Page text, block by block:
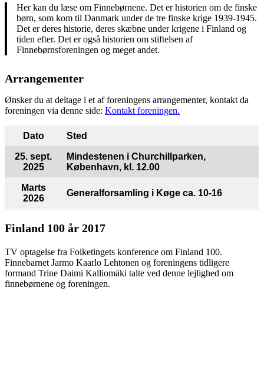
Her kan du læse om Finnebørnene. Det er historien om de finske
børn, som kom til Danmark under de tre finske krige 1939-1945.
Det er deres historie, deres skæbne under krigene i Finland og
tiden efter. Det er også historien om stiftelsen af
Finnebørnsforeningen og meget andet.
Arrangementer
Ønsker du at deltage i et af foreningens arrangementer, kontakt da
foreningen via denne side: Kontakt foreningen.
Dato Sted
25. sept.
2025
Mindestenen i Churchillparken,
København, kl. 12.00
Marts
2026
Generalforsamling i Køge ca. 10-16
Finland 100 år 2017
TV optagelse fra Folketingets konference om Finland 100.
Finnebarnet Jarmo Kaarlo Lehtonen og foreningens tidligere
formand Trine Daimi Kalliomäki talte ved denne lejlighed om
finnebørnene og foreningen.